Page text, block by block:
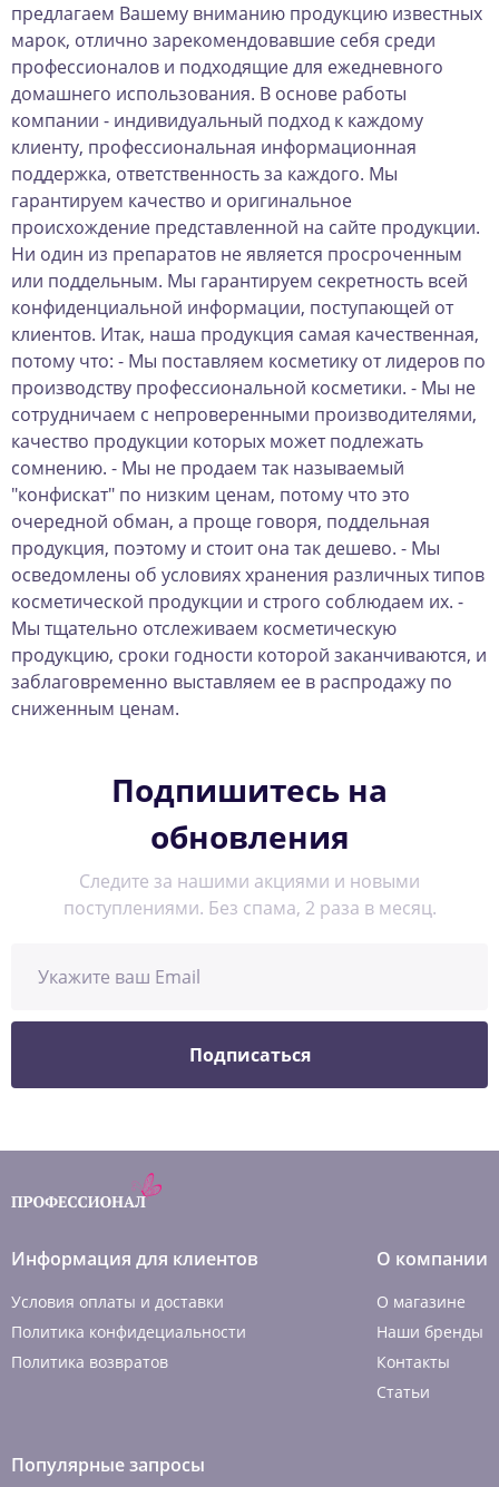
предлагаем Вашему вниманию продукцию известных
марок, отлично зарекомендовавшие себя среди
профессионалов и подходящие для ежедневного
домашнего использования. В основе работы
компании - индивидуальный подход к каждому
клиенту, профессиональная информационная
поддержка, ответственность за каждого. Мы
гарантируем качество и оригинальное
происхождение представленной на сайте продукции.
Ни один из препаратов не является просроченным
или поддельным. Мы гарантируем секретность всей
конфиденциальной информации, поступающей от
клиентов. Итак, наша продукция самая качественная,
потому что: - Мы поставляем косметику от лидеров по
производству профессиональной косметики. - Мы не
сотрудничаем с непроверенными производителями,
качество продукции которых может подлежать
сомнению. - Мы не продаем так называемый
"конфискат" по низким ценам, потому что это
очередной обман, а проще говоря, поддельная
продукция, поэтому и стоит она так дешево. - Мы
осведомлены об условиях хранения различных типов
косметической продукции и строго соблюдаем их. -
Мы тщательно отслеживаем косметическую
продукцию, сроки годности которой заканчиваются, и
заблаговременно выставляем ее в распродажу по
сниженным ценам.
Подпишитесь на
обновления
Следите за нашими акциями и новыми
поступлениями. Без спама, 2 раза в месяц.
Подписаться
Информация для клиентов
Условия оплаты и доставки
Политика конфидециальности
Политика возвратов
О компании
О магазине
Наши бренды
Контакты
Статьи
Популярные запросы